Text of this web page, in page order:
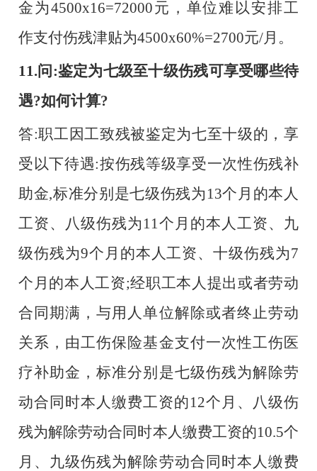
金为4500x16=72000元，单位难以安排工
作支付伤残津贴为4500x60%=2700元/月。
11.问:鉴定为七级至十级伤残可享受哪些待
遇?如何计算?
答:职工因工致残被鉴定为七至十级的，享
受以下待遇:按伤残等级享受一次性伤残补
助金,标准分别是七级伤残为13个月的本人
工资、八级伤残为11个月的本人工资、九
级伤残为9个月的本人工资、十级伤残为7
个月的本人工资;经职工本人提出或者劳动
合同期满，与用人单位解除或者终止劳动
关系，由工伤保险基金支付一次性工伤医
疗补助金，标准分别是七级伤残为解除劳
动合同时本人缴费工资的12个月、八级伤
残为解除劳动合同时本人缴费工资的10.5个
月、九级伤残为解除劳动合同时本人缴费